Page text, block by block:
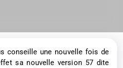
conseille une nouvelle fois de
sa nouvelle version 57 dite